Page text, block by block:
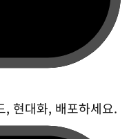
, 현대화, 배포하세요.